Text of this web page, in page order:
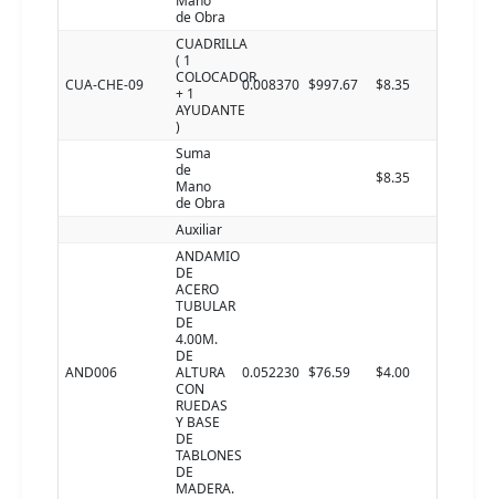
de Obra
CUA-CHE-09
CUADRILLA
( 1
COLOCADOR
+ 1
AYUDANTE
)
0.008370 $997.67 $8.35
Suma
de
Mano
de Obra
$8.35
Auxiliar
AND006
ANDAMIO
DE
ACERO
TUBULAR
DE
4.00M.
DE
ALTURA
CON
RUEDAS
Y BASE
DE
TABLONES
DE
MADERA.
0.052230 $76.59 $4.00